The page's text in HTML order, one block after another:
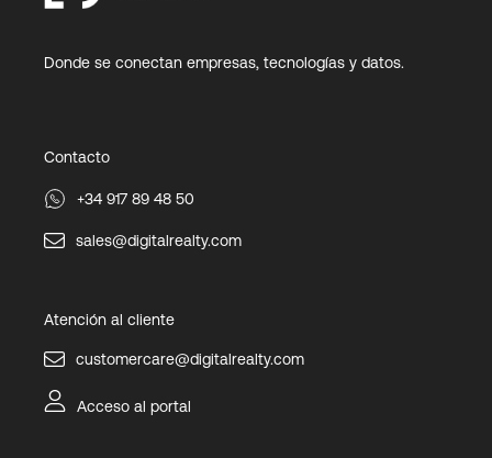
Donde se conectan empresas, tecnologías y datos.
Contacto
+34 917 89 48 50
sales@digitalrealty.com
Atención al cliente
customercare@digitalrealty.com
Acceso al portal